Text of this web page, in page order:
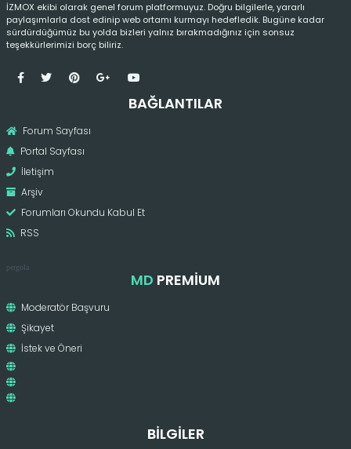
İZMOX ekibi olarak genel forum platformuyuz. Doğru bilgilerle, yararlı
paylaşımlarla dost edinip web ortamı kurmayı hedefledik. Bugüne kadar
sürdürdüğümüz bu yolda bizleri yalnız bırakmadığınız için sonsuz
teşekkürlerimizi borç biliriz.
BAĞLANTILAR
Forum Sayfası
Portal Sayfası
İletişim
Arşiv
Forumları Okundu Kabul Et
RSS
pergola
MD PREMIUM
Moderatör Başvuru
Şikayet
İstek ve Öneri
BILGILER